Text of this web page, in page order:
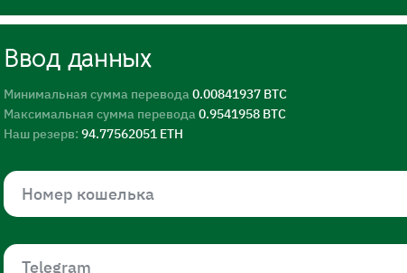
Ввод данных
Минимальная сумма перевода0.00841937 BTC
Максимальная сумма перевода0.9541958 BTC
Наш резерв: 94.77562051 ETH